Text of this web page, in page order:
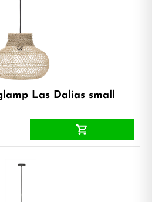
Las Dalias small